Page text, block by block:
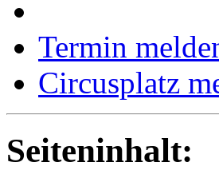
Termin
Circusplatz
Seiteninhalt: